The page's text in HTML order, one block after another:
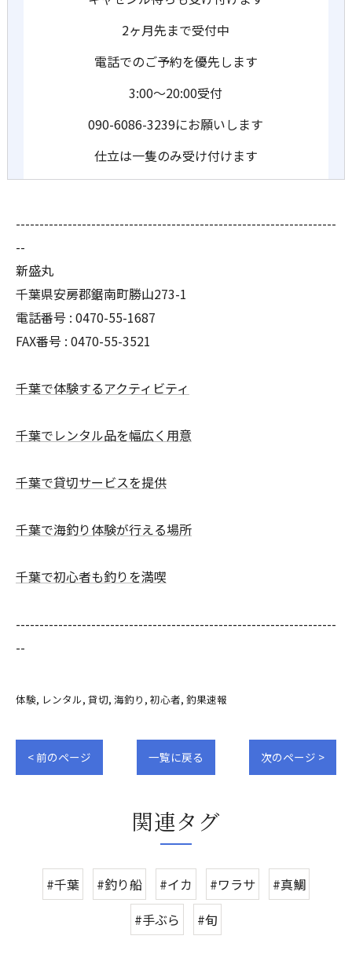
2ヶ月先まで受付中
電話でのご予約を優先します
3:00〜20:00受付
090-6086-3239にお願いします
仕立は一隻のみ受け付けます
--------------------------------------------------------------------
--
新盛丸
千葉県安房郡鋸南町勝山273-1
電話番号 : 0470-55-1687
FAX番号 : 0470-55-3521
千葉で体験するアクティビティ
千葉でレンタル品を幅広く用意
千葉で貸切サービスを提供
千葉で海釣り体験が行える場所
千葉で初心者も釣りを満喫
--------------------------------------------------------------------
--
体験 レンタル 貸切 海釣り 初心者 釣果速報
< 前のページ 一覧に戻る 次のページ >
関連タグ
#千葉 #釣り船 #イカ #ワラサ
#真鯛
#手ぶら
#旬